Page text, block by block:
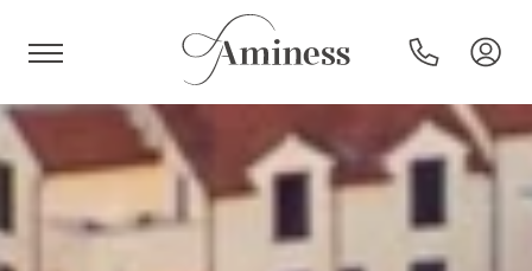
HR
Hoteli in resorti
Kampi